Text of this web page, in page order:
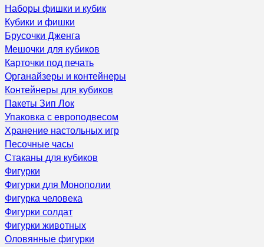
Наборы фишки и кубик
Кубики и фишки
Брусочки Дженга
Мешочки для кубиков
Карточки под печать
Органайзеры и контейнеры
Контейнеры для кубиков
Пакеты Зип Лок
Упаковка с европодвесом
Хранение настольных игр
Песочные часы
Стаканы для кубиков
Фигурки
Фигурки для Монополии
Фигурка человека
Фигурки солдат
Фигурки животных
Оловянные фигурки